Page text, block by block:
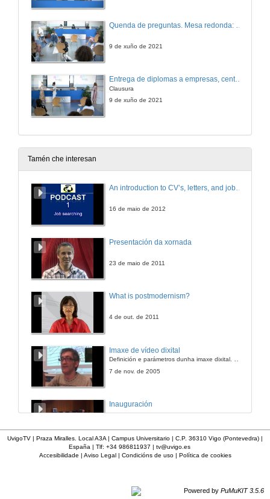
9 de xuño de 2021
Entrega de diplomas a empresas, centros e mentoras
Clausura
9 de xuño de 2021
Tamén che interesan
An introduction to CV’s, letters, and job searching
16 de maio de 2012
Presentación da xornada
23 de maio de 2011
What is postmodernism?
4 de out. de 2011
Imaxe de vídeo dixital
Definición e parámetros dunha imaxe dixital. Resolución e Aspecto. Profundidade da cor. Compresión. Frame por segundo. Entrelazado. Campos, cadros
7 de nov. de 2005
Inauguración
UvigoTV | Praza Miralles. Local A3A | Campus Universitario | C.P. 36310 Vigo (Pontevedra) |
España | Tlf: +34 986811937 | tv@uvigo.es
Accesibilidade | Aviso Legal| Condicións de uso| Política de cookies
Powered by PuMuKIT 3.5.6